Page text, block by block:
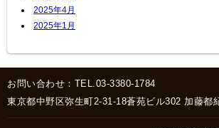
2025年4月
2025年1月
お問い合わせ：TEL.03-3380-1784
東京都中野区弥生町2-31-18蒼苑ビル302 加藤都